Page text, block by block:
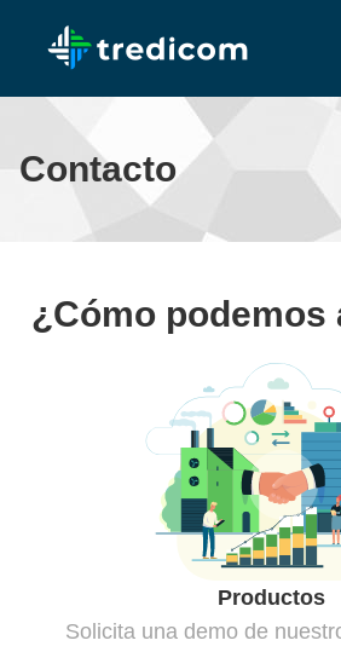
Contacto
¿Cómo podemos
Productos
Solicita una demo de